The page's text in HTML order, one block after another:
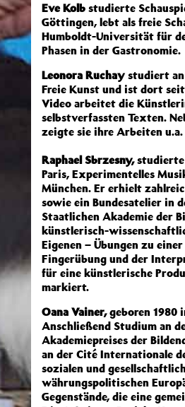
Eve Kolb studierte
Göttingen, lebt als freie
Humboldt-Universität für
Phasen in der Gastronomie.
Leonora Ruchay studiert
Freie Kunst und ist dort
Video arbeitet die
selbstverfassten Texten.
zeigte sie ihre Arbeiten
Raphael Sbrzesny,studierte
Paris, Experimentelles
München. Er erhielt
sowie ein Bundesatelier in
Staatlichen Akademie der
künstlerisch-
Eigenen – Übungen zu
Fingerübung und der
für eine künstlerische
markiert.
Oana Vainer,geboren 1980
Anschließend Studium an
Akademiepreises der
an der Cité Internationale
sozialen und
währungspolitischen
Gegenstände, die eine